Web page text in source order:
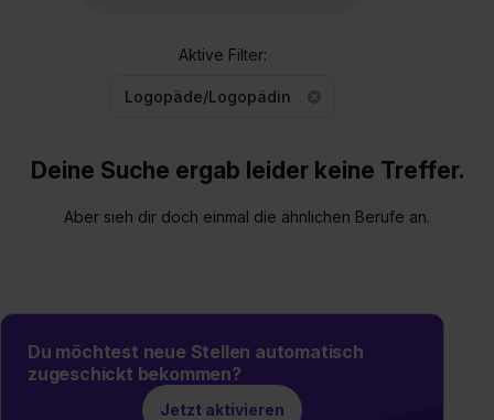
Aktive Filter:
Logopäde/Logopädin
Deine Suche ergab leider keine Treffer.
Aber sieh dir doch einmal die ähnlichen Berufe an.
Du möchtest neue Stellen automatisch
zugeschickt bekommen?
Jetzt aktivieren